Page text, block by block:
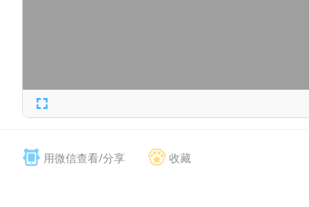
用微信查看/分享 收藏